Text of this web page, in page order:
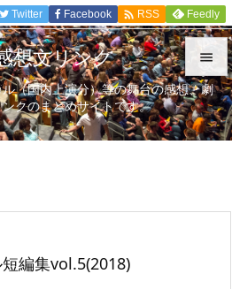


メニュ

Twitter Facebook  RSS Feedly
想文リンク
（国内上演分）等の舞台の感想、劇
クのまとめサイトです。
編集vol.5(2018)